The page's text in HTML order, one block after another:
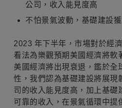
公司，收入能見度高
不怕景氣波動，基礎建設
2023 年下半年，市場對於經
看法為樂觀預期美國經濟將軟
美國經濟將出現衰退，鑑於全
性，我們認為基礎建設將展現
司的收入能見度高，加上基礎
可靠的收入，在景氣循環中提